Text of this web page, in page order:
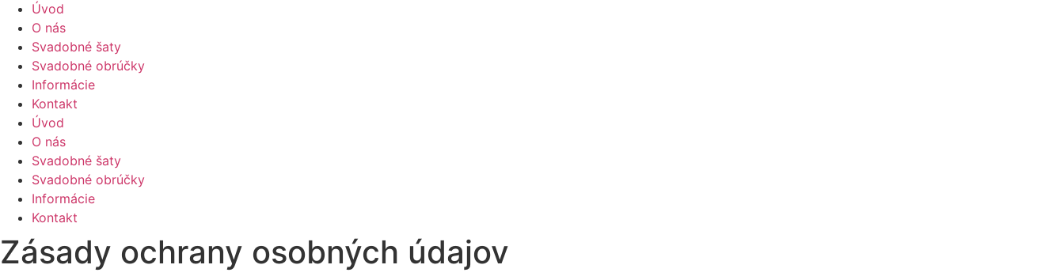
Úvod
O nás
Svadobné šaty
Svadobné obrúčky
Informácie
Kontakt
Úvod
O nás
Svadobné šaty
Svadobné obrúčky
Informácie
Kontakt
Zásady ochrany osobných údajov